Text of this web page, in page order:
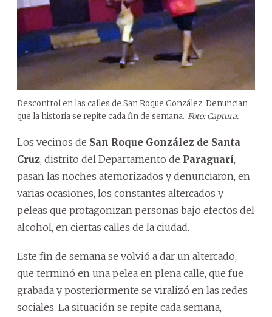
Descontrol en las calles de San Roque González. Denuncian
que la historia se repite cada fin de semana. Foto: Captura.
Los vecinos de San Roque González de Santa
Cruz, distrito del Departamento de Paraguarí,
pasan las noches atemorizados y denunciaron, en
varias ocasiones, los constantes altercados y
peleas que protagonizan personas bajo efectos del
alcohol, en ciertas calles de la ciudad.
Este fin de semana se volvió a dar un altercado,
que terminó en una pelea en plena calle, que fue
grabada y posteriormente se viralizó en las redes
sociales. La situación se repite cada semana,